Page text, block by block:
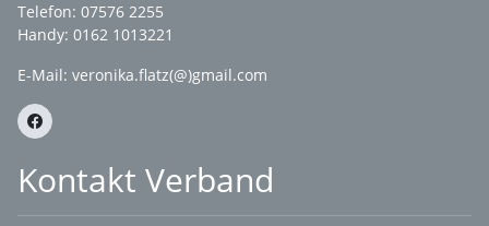
Telefon: 07576 2255
Handy: 0162 1013221
E-Mail: veronika.flatz(@)gmail.com
Kontakt Verband